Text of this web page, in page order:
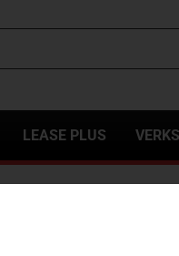
LEASE PLUS